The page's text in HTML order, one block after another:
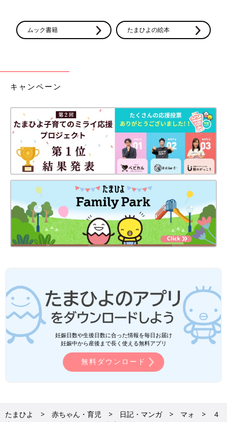
ムック書籍 たまひよの絵本
キャンペーン
妊娠日数や生後日数に合った情報を毎日お届け
妊娠中から産後まで長く使える無料アプリ
無料ダウンロード
たまひよ 赤ちゃん・育児 日記・マンガ マォ
４